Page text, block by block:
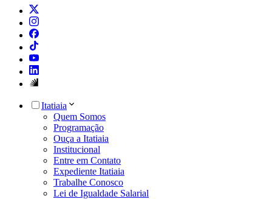
Itatiaia
Quem Somos
Programação
Ouça a Itatiaia
Institucional
Entre em Contato
Expediente Itatiaia
Trabalhe Conosco
Lei de Igualdade Salarial